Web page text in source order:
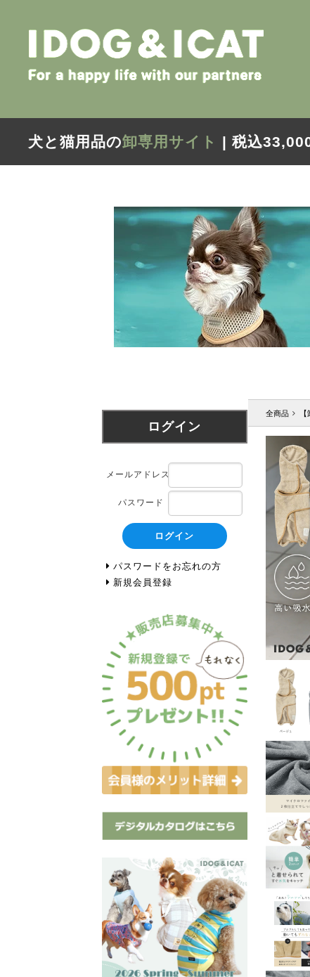
犬と猫用品の卸専用サイト | 税込
全商品
ログイン
メールアドレス
パスワード
ログイン
パスワードをお忘れの方
新規会員登録